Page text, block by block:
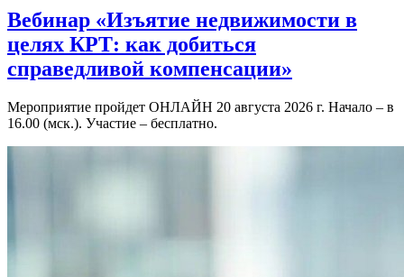
Вебинар «Изъятие недвижимости в
целях КРТ: как добиться
справедливой компенсации»
Мероприятие пройдет ОНЛАЙН 20 августа 2026 г. Начало – в
16.00 (мск.). Участие – бесплатно.